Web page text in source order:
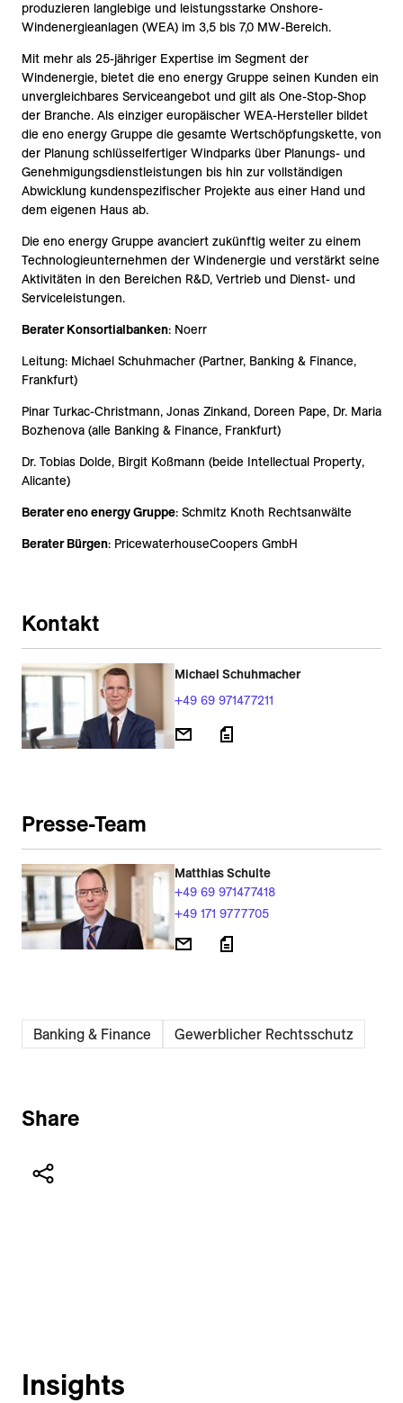
produzieren langlebige und leistungsstarke Onshore-
Windenergieanlagen (WEA) im 3,5 bis 7,0 MW-Bereich.
Mit mehr als 25-jähriger Expertise im Segment der
Windenergie, bietet die eno energy Gruppe seinen Kunden ein
unvergleichbares Serviceangebot und gilt als One-Stop-Shop
der Branche. Als einziger europäischer WEA-Hersteller bildet
die eno energy Gruppe die gesamte Wertschöpfungskette, von
der Planung schlüsselfertiger Windparks über Planungs- und
Genehmigungsdienstleistungen bis hin zur vollständigen
Abwicklung kundenspezifischer Projekte aus einer Hand und
dem eigenen Haus ab.
Die eno energy Gruppe avanciert zukünftig weiter zu einem
Technologieunternehmen der Windenergie und verstärkt seine
Aktivitäten in den Bereichen R&D, Vertrieb und Dienst- und
Serviceleistungen.
Berater Konsortialbanken: Noerr
Leitung: Michael Schuhmacher (Partner, Banking & Finance,
Frankfurt)
Pinar Turkac-Christmann, Jonas Zinkand, Doreen Pape, Dr. Maria
Bozhenova (alle Banking & Finance, Frankfurt)
Dr. Tobias Dolde, Birgit Koßmann (beide Intellectual Property,
Alicante)
Berater eno energy Gruppe: Schmitz Knoth Rechtsanwälte
Berater Bürgen: PricewaterhouseCoopers GmbH
Kontakt
Michael Schuhmacher
+49 69 971477211
Presse-Team
Matthias Schulte
+49 69 971477418
+49 171 9777705
Banking & Finance Gewerblicher Rechtsschutz
Share
Insights